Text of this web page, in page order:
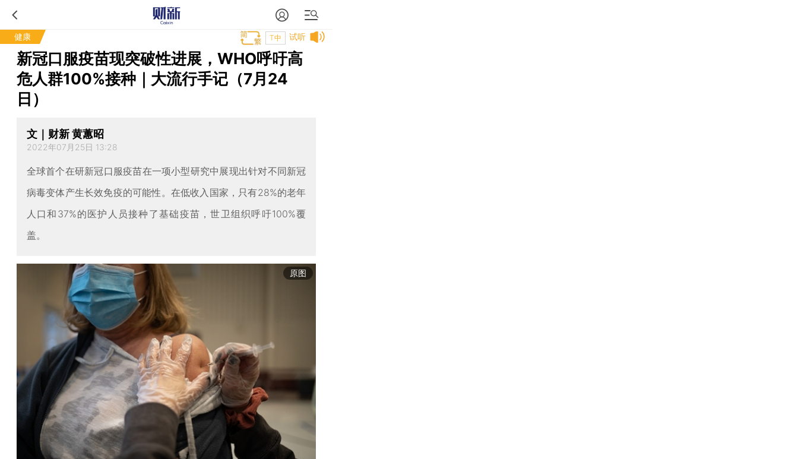
健康 试听
T中
新冠口服疫苗现突破性进展，WHO呼吁高
危人群100%接种｜大流行手记（7月24
日）
文｜财新 黄蕙昭
2022年07月25日 13:28
全球首个在研新冠口服疫苗在一项小型研究中展现出针对不同新冠
病毒变体产生长效免疫的可能性。在低收入国家，只有28%的老年
人口和37%的医护人员接种了基础疫苗，世卫组织呼吁100%覆
盖。
原图